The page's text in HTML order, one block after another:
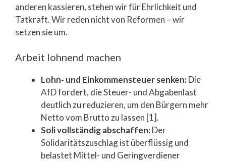
anderen kassieren, stehen wir für Ehrlichkeit und
Tatkraft. Wir reden nicht von Reformen – wir
setzen sie um.
Arbeit lohnend machen
Lohn- und Einkommensteuer senken:Die
AfD fordert, die Steuer- und Abgabenlast
deutlich zu reduzieren, um den Bürgern mehr
Netto vom Brutto zu lassen [1].
Soli vollständig abschaffen:Der
Solidaritätszuschlag ist überflüssig und
belastet Mittel- und Geringverdiener